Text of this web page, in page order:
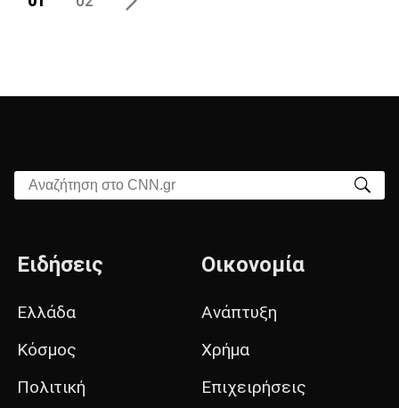
Αναζήτηση στο CNN.gr
Ειδήσεις
Ελλάδα
Κόσμος
Πολιτική
Οικονομία
Ανάπτυξη
Χρήμα
Επιχειρήσεις